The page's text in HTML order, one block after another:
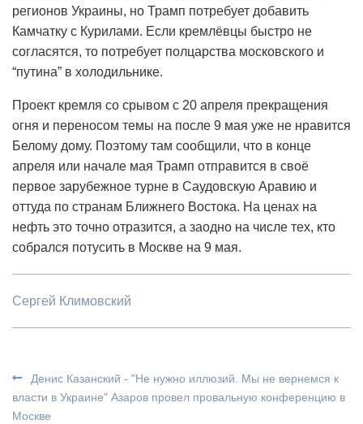
регионов Украины, но Трамп потребует добавить
Камчатку с Курилами. Если кремлёвцы быстро не
согласятся, то потребует полцарства московского и
“путина” в холодильнике.
Проект кремля со срывом с 20 апреля прекращения
огня и переносом темы на после 9 мая уже не нравится
Белому дому. Поэтому там сообщили, что в конце
апреля или начале мая Трамп отправится в своё
первое зарубежное турне в Саудовскую Аравию и
оттуда по странам Ближнего Востока. На ценах на
нефть это точно отразится, а заодно на числе тех, кто
собрался потусить в Москве на 9 мая.
Сергей Климовский
Денис Казанский - "Не нужно иллюзий. Мы не вернемся к
власти в Украине" Азаров провел провальную конференцию в
Москве